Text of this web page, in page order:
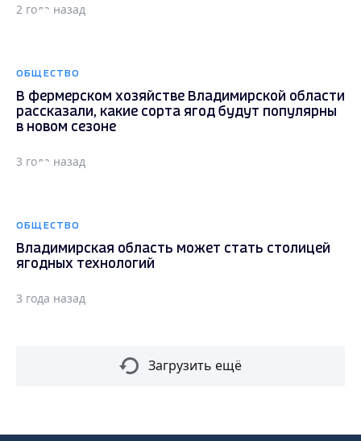
2 года назад
ОБЩЕСТВО
В фермерском хозяйстве Владимирской области
рассказали, какие сорта ягод будут популярны
в новом сезоне
3 года назад
ОБЩЕСТВО
Владимирская область может стать столицей
ягодных технологий
3 года назад
Загрузить ещё